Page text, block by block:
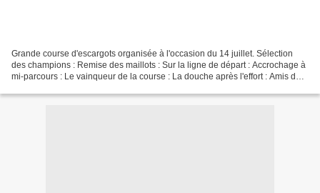
Grande course d'escargots organisée à l'occasion du 14 juillet. Sélection
des champions : Remise des maillots : Sur la ligne de départ : Accrochage à
mi-parcours : Le vainqueur de la course : La douche après l'effort : Amis des